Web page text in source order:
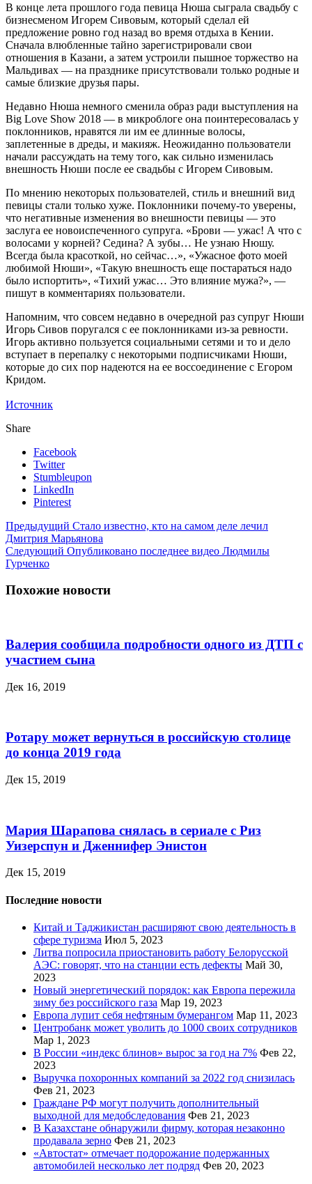
В конце лета прошлого года певица Нюша сыграла свадьбу с
бизнесменом Игорем Сивовым, который сделал ей
предложение ровно год назад во время отдыха в Кении.
Сначала влюбленные тайно зарегистрировали свои
отношения в Казани, а затем устроили пышное торжество на
Мальдивах — на празднике присутствовали только родные и
самые близкие друзья пары.
Недавно Нюша немного сменила образ ради выступления на
Big Love Show 2018 — в микроблоге она поинтересовалась у
поклонников, нравятся ли им ее длинные волосы,
заплетенные в дреды, и макияж. Неожиданно пользователи
начали рассуждать на тему того, как сильно изменилась
внешность Нюши после ее свадьбы с Игорем Сивовым.
По мнению некоторых пользователей, стиль и внешний вид
певицы стали только хуже. Поклонники почему-то уверены,
что негативные изменения во внешности певицы — это
заслуга ее новоиспеченного супруга. «Брови — ужас! А что с
волосами у корней? Седина? А зубы… Не узнаю Нюшу.
Всегда была красоткой, но сейчас…», «Ужасное фото моей
любимой Нюши», «Такую внешность еще постараться надо
было испортить», «Тихий ужас… Это влияние мужа?», —
пишут в комментариях пользователи.
Напомним, что совсем недавно в очередной раз супруг Нюши
Игорь Сивов поругался с ее поклонниками из-за ревности.
Игорь активно пользуется социальными сетями и то и дело
вступает в перепалку с некоторыми подписчиками Нюши,
которые до сих пор надеются на ее воссоединение с Егором
Кридом.
Источник
Share
Facebook
Twitter
Stumbleupon
LinkedIn
Pinterest
Предыдущий Стало известно, кто на самом деле лечил
Дмитрия Марьянова
Следующий Опубликовано последнее видео Людмилы
Гурченко
Похожие новости
Валерия сообщила подробности одного из ДТП с
участием сына
Дек 16, 2019
Ротару может вернуться в российскую столице
до конца 2019 года
Дек 15, 2019
Мария Шарапова снялась в сериале с Риз
Уизерспун и Дженнифер Энистон
Дек 15, 2019
Последние новости
Китай и Таджикистан расширяют свою деятельность в
сфере туризма Июл 5, 2023
Литва попросила приостановить работу Белорусской
АЭС: говорят, что на станции есть дефекты Май 30,
2023
Новый энергетический порядок: как Европа пережила
зиму без российского газа Мар 19, 2023
Европа лупит себя нефтяным бумерангом Мар 11, 2023
Центробанк может уволить до 1000 своих сотрудников
Мар 1, 2023
В России «индекс блинов» вырос за год на 7% Фев 22,
2023
Выручка похоронных компаний за 2022 год снизилась
Фев 21, 2023
Граждане РФ могут получить дополнительный
выходной для медобследования Фев 21, 2023
В Казахстане обнаружили фирму, которая незаконно
продавала зерно Фев 21, 2023
«Автостат» отмечает подорожание подержанных
автомобилей несколько лет подряд Фев 20, 2023